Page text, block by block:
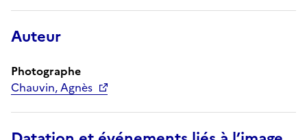
Auteur
Photographe
Chauvin, Agnès